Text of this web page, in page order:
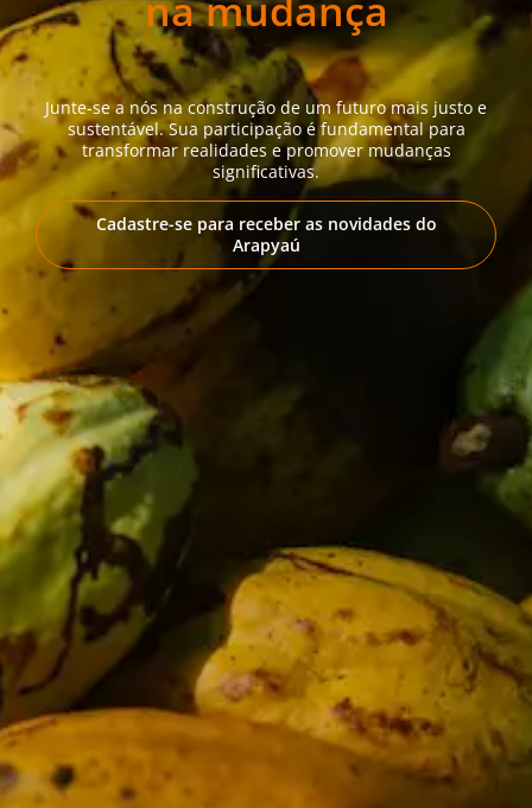
Junte-se a nós na construção de um futuro mais justo e
sustentável. Sua participação é fundamental para
transformar realidades e promover mudanças
significativas.
Cadastre-se para receber as novidades do
Arapyaú